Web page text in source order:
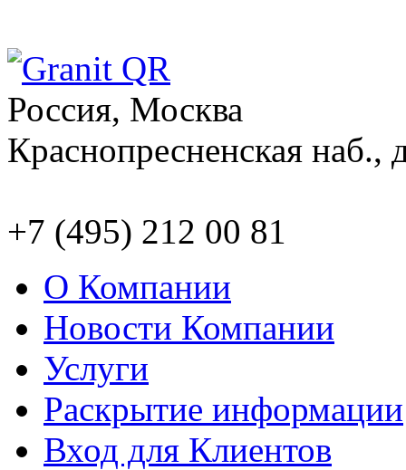
Россия, Москва
Краснопресненская наб.,
+7 (495) 212 00 81
О Компании
Новости Компании
Услуги
Раскрытие информации
Вход для Клиентов